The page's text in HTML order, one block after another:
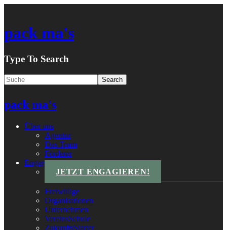
pack ma's
Type To Search
pack ma's
Über uns
Agentur
Das Team
Förderer
Engagements
JETZT ENGAGIEREN!
Freiwillige
Organisationen
Unternehmen
VereinsSchule
ZukunftsStarter